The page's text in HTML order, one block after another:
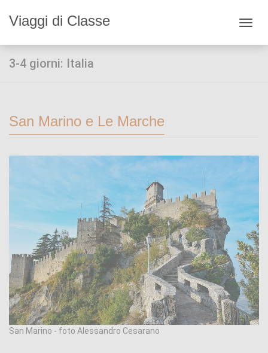
Viaggi di Classe
3-4 giorni: Italia
San Marino e Le Marche
San Marino - foto Alessandro Cesarano